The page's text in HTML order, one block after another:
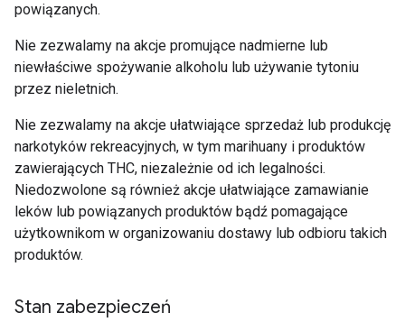
powiązanych.
Nie zezwalamy na akcje promujące nadmierne lub
niewłaściwe spożywanie alkoholu lub używanie tytoniu
przez nieletnich.
Nie zezwalamy na akcje ułatwiające sprzedaż lub produkcję
narkotyków rekreacyjnych, w tym marihuany i produktów
zawierających THC, niezależnie od ich legalności.
Niedozwolone są również akcje ułatwiające zamawianie
leków lub powiązanych produktów bądź pomagające
użytkownikom w organizowaniu dostawy lub odbioru takich
produktów.
Stan zabezpieczeń